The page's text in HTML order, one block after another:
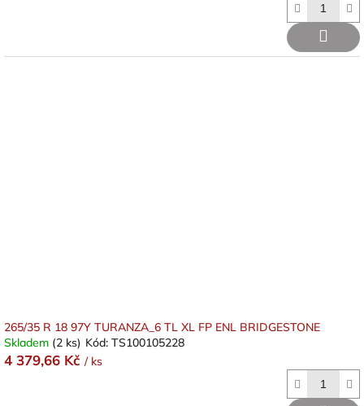
265/35 R 18 97Y TURANZA_6 TL XL FP ENL BRIDGESTONE
Skladem (2 ks) Kód: TS100105228
4 379,66 Kč / ks